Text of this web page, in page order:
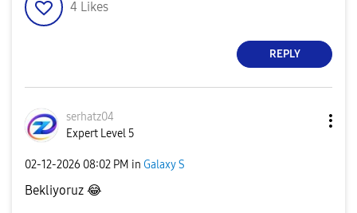
4 Likes
REPLY
serhatz04
Expert Level 5
‎02-12-2026 08:02 PM in Galaxy S
Bekliyoruz 😂